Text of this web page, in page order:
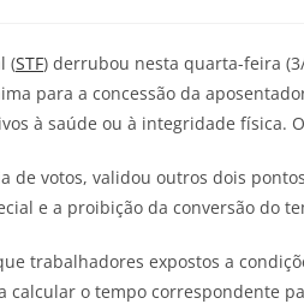
(STF) derrubou nesta quarta-feira
para a concessão da
à saúde ou à integridade física.
de votos, validou outros dois
e a proibição da conversão do
trabalhadores expostos a
calcular o tempo correspondente